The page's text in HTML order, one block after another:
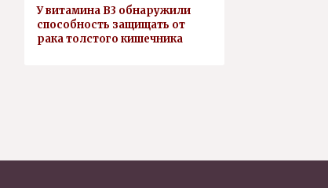
У витамина В3 обнаружили
способность защищать от
рака толстого кишечника